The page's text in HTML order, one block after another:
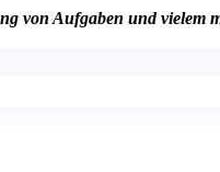
von Aufgaben und vielem